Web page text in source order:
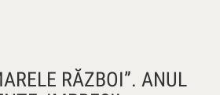
RĂZBOI”. ANUL